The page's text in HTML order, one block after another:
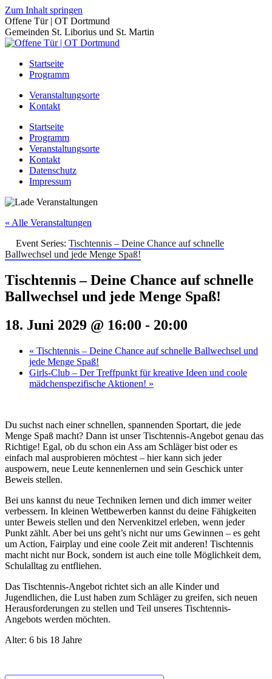
Zum Inhalt springen
Offene Tür | OT Dortmund
Gemeinden St. Liborius und St. Martin
Startseite
Programm
Veranstaltungsorte
Kontakt
Startseite
Programm
Veranstaltungsorte
Kontakt
Datenschutz
Impressum
« Alle Veranstaltungen
Event Series: Tischtennis – Deine Chance auf schnelle
Ballwechsel und jede Menge Spaß!
Tischtennis – Deine Chance auf schnelle
Ballwechsel und jede Menge Spaß!
18. Juni 2029 @ 16:00 - 20:00
« Tischtennis – Deine Chance auf schnelle Ballwechsel und
jede Menge Spaß!
Girls-Club – Der Treffpunkt für kreative Ideen und coole
mädchenspezifische Aktionen! »
Du suchst nach einer schnellen, spannenden Sportart, die jede
Menge Spaß macht? Dann ist unser Tischtennis-Angebot genau das
Richtige! Egal, ob du schon ein Ass am Schläger bist oder es
einfach mal ausprobieren möchtest – hier kann sich jeder
auspowern, neue Leute kennenlernen und sein Geschick unter
Beweis stellen.
Bei uns kannst du neue Techniken lernen und dich immer weiter
verbessern. In kleinen Wettbewerben kannst du deine Fähigkeiten
unter Beweis stellen und den Nervenkitzel erleben, wenn jeder
Punkt zählt. Aber bei uns geht’s nicht nur ums Gewinnen – es geht
um Action, Fairplay und eine coole Zeit mit anderen! Tischtennis
macht nicht nur Bock, sondern ist auch eine tolle Möglichkeit dem,
Schulalltag zu entfliehen.
Das Tischtennis-Angebot richtet sich an alle Kinder und
Jugendlichen, die Lust haben zum Schläger zu greifen, sich neuen
Herausforderungen zu stellen und Teil unseres Tischtennis-
Angebots werden möchten.
Alter: 6 bis 18 Jahre